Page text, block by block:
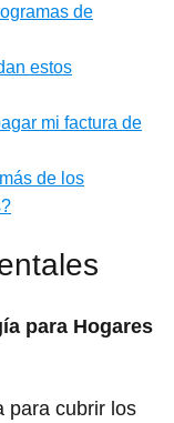
de
estos
mi factura de
de los
para Hogares
para cubrir los